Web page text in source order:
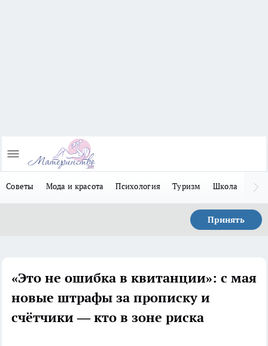
Советы Мода и красота Психология Туризм Школа
Принять
«Это не ошибка в квитанции»: с мая
новые штрафы за прописку и
счётчики — кто в зоне риска